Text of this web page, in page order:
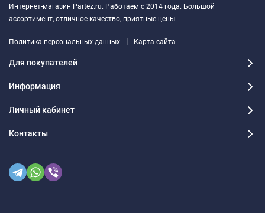
Интернет-магазин Partez.ru. Работаем с 2014 года. Большой
ассортимент, отличное качество, приятные цены.
Политика персональных данных | Карта сайта
Для покупателей
Информация
Личный кабинет
Контакты